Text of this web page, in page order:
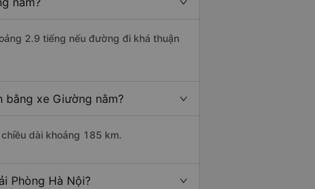
2.9 tiếng nếu đường đi khá thuận
bằng xe Giường nằm?
dài khoảng 185 km.
Phòng Hà Nội?